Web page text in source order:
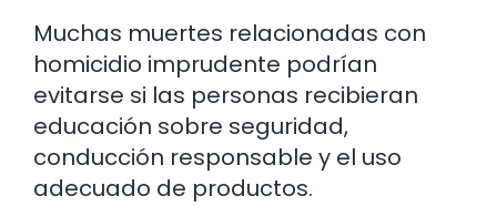
Muchas muertes relacionadas con
homicidio imprudente podrían
evitarse si las personas recibieran
educación sobre seguridad,
conducción responsable y el uso
adecuado de productos.